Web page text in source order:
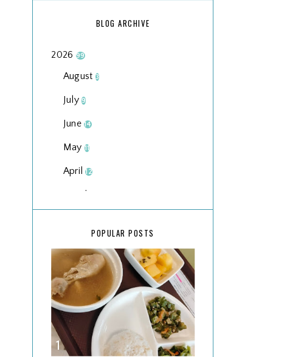
BLOG ARCHIVE
2026 99
August 3
July9
June14
May 11
April12
March
2025134
December15
November
October 13
POPULAR POSTS